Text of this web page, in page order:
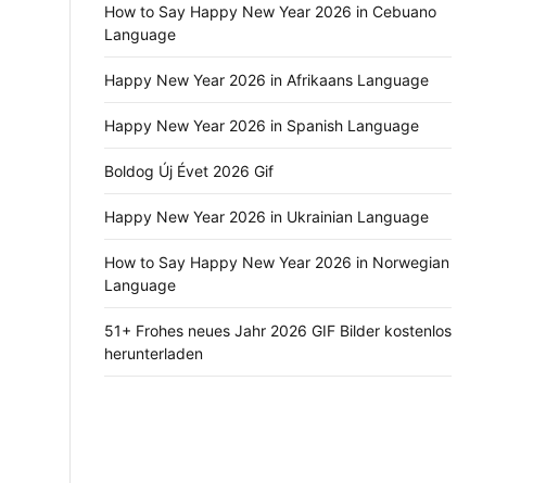
How to Say Happy New Year 2026 in Cebuano
Language
Happy New Year 2026 in Afrikaans Language
Happy New Year 2026 in Spanish Language
Boldog Új Évet 2026 Gif
Happy New Year 2026 in Ukrainian Language
How to Say Happy New Year 2026 in Norwegian
Language
51+ Frohes neues Jahr 2026 GIF Bilder kostenlos
herunterladen